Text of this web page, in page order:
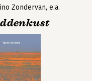
Zondervan, e.a.